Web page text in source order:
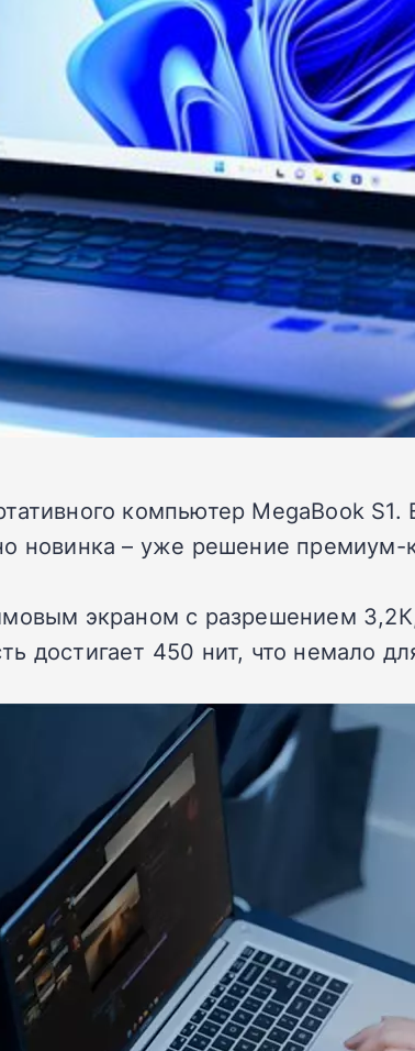
компьютер MegaBook
новинка – уже решение премиум-
экраном с разрешением
достигает 450 нит, что немало